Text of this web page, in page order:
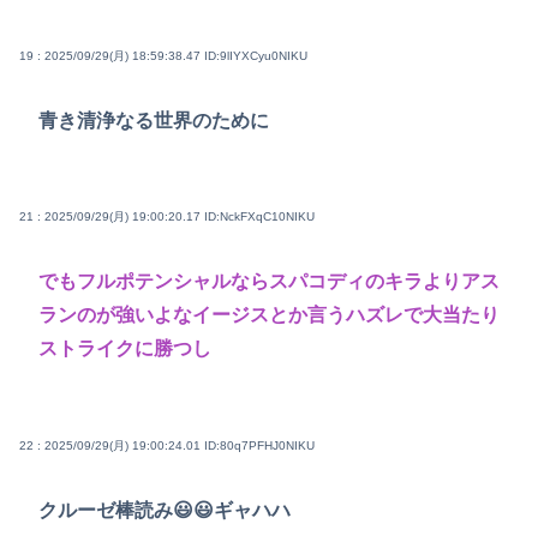
19 : 2025/09/29(月) 18:59:38.47 ID:9lIYXCyu0NIKU
青き清浄なる世界のために
21 : 2025/09/29(月) 19:00:20.17 ID:NckFXqC10NIKU
でもフルポテンシャルならスパコディのキラよりアス
ランのが強いよなイージスとか言うハズレで大当たり
ストライクに勝つし
22 : 2025/09/29(月) 19:00:24.01 ID:80q7PFHJ0NIKU
クルーゼ棒読み😃😃ギャハハ